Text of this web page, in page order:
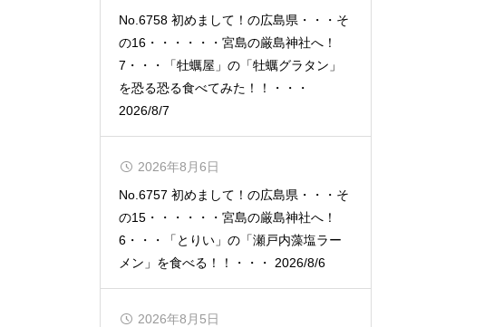
No.6758 初めまして！の広島県・・・そ
の16・・・・・・宮島の厳島神社へ！
7・・・「牡蠣屋」の「牡蠣グラタン」
を恐る恐る食べてみた！！・・・
2026/8/7
No.6757 初めまして！の広島県・・・そ
の15・・・・・・宮島の厳島神社へ！
6・・・「とりい」の「瀬戸内藻塩ラー
メン」を食べる！！・・・ 2026/8/6
2026年8月6日
2026年8月5日